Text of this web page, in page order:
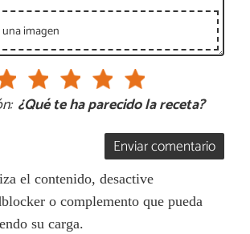
imagen
¿Qué te ha parecido la receta?
Enviar comentario
el contenido, desactive
o complemento que pueda
su carga.